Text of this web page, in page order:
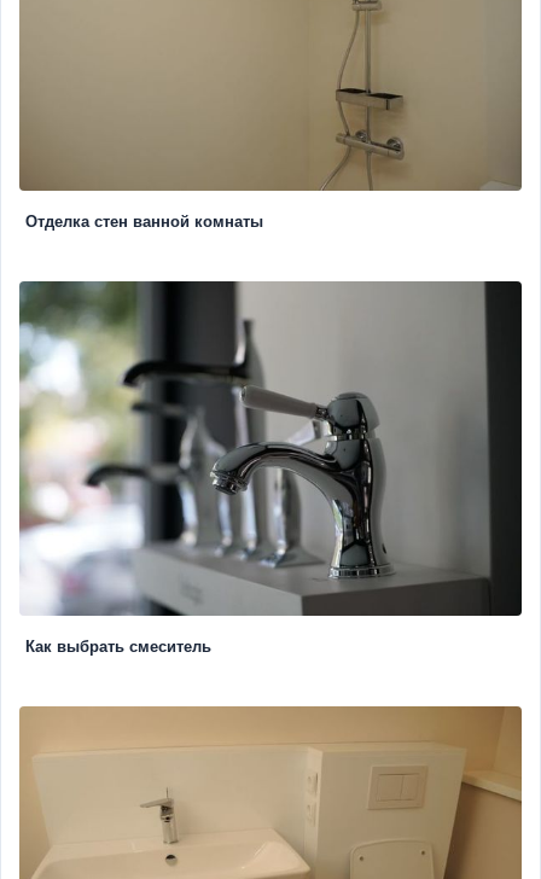
Отделка стен ванной комнаты
Как выбрать смеситель